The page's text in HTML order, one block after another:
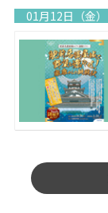
01月12日（金）